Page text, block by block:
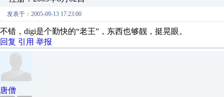
发表于：2005-09-13 17:23:00
不错，digi是个勤快的“老王”，东西也够靓，挺晃眼。
回复 引用 举报
唐僧